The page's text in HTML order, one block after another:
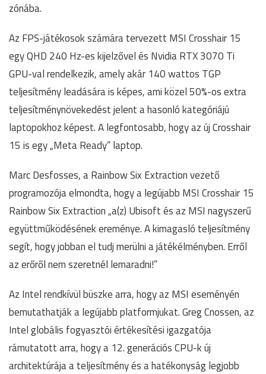
zónába.
Az FPS-játékosok számára tervezett MSI Crosshair 15
egy QHD 240 Hz-es kijelzővel és Nvidia RTX 3070 Ti
GPU-val rendelkezik, amely akár 140 wattos TGP
teljesítmény leadására is képes, ami közel 50%-os extra
teljesítménynövekedést jelent a hasonló kategóriájú
laptopokhoz képest. A legfontosabb, hogy az új Crosshair
15 is egy „Meta Ready” laptop.
Marc Desfosses, a Rainbow Six Extraction vezető
programozója elmondta, hogy a legújabb MSI Crosshair 15
Rainbow Six Extraction „a(z) Ubisoft és az MSI nagyszerű
együttműködésének ereménye. A kimagasló teljesítmény
segít, hogy jobban el tudj merülni a játékélményben. Erről
az erőről nem szeretnél lemaradni!”
Az Intel rendkívül büszke arra, hogy az MSI eseményén
bemutathatják a legújabb platformjukat. Greg Cnossen, az
Intel globális fogyasztói értékesítési igazgatója
rámutatott arra, hogy a 12. generációs CPU-k új
architektúrája a teljesítmény és a hatékonyság legjobb